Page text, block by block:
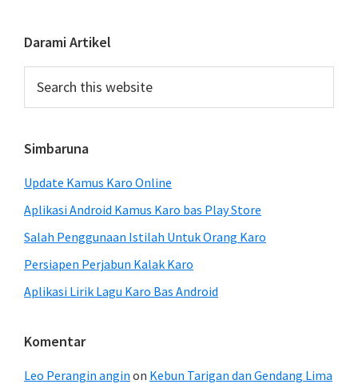
Primary
Sidebar
Darami Artikel
this
Simbaruna
Update Kamus Karo Online
Aplikasi Android Kamus Karo bas Play Store
Salah Penggunaan Istilah Untuk Orang Karo
Persiapen Perjabun Kalak Karo
Aplikasi Lirik Lagu Karo Bas Android
Komentar
Leo Perangin angin on Kebun Tarigan dan Gendang Lima